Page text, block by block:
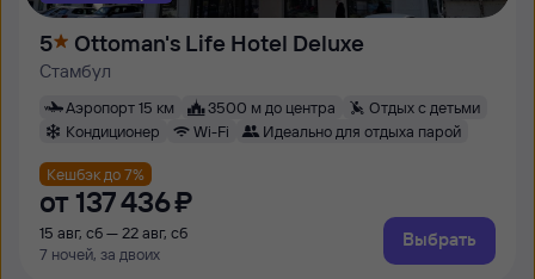
5 Ottoman's Life Hotel Deluxe
Стамбул
Аэропорт 15 км 3500 м до центра
Отдых с детьми
Кондиционер
Wi-Fi Идеально для отдыха парой
Кешбэк до 7%
от 137 ⁠436 ⁠₽
15 авг, сб — 22 авг, сб
7 ночей, за двоих
Выбрать